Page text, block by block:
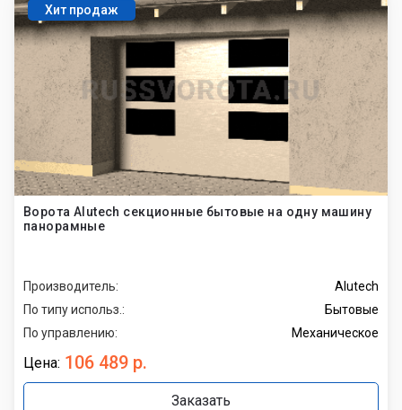
Хит продаж
Ворота Alutech секционные бытовые на одну машину
панорамные
Производитель:
Alutech
По типу использ.:
Бытовые
По управлению:
Механическое
Цена: 106 489 р.
Заказать